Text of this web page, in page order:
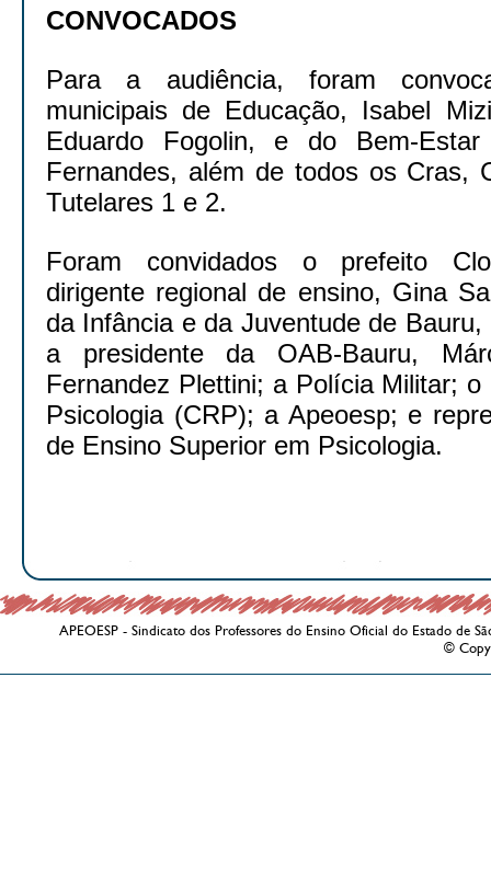
CONVOCADOS
Para a audiência, foram
municipais de Educação, Isabel
Eduardo Fogolin, e do Bem-
Fernandes, além de todos os Cras,
Tutelares 1 e 2.
Foram convidados o prefeito
dirigente regional de ensino, Gina
da Infância e da Juventude de
a presidente da OAB-Bauru,
Fernandez Plettini; a Polícia Militar;
Psicologia (CRP); a Apeoesp; e
de Ensino Superior em Psicologia.
APEOESP - Sindicato dos Professores do Ensino Oficial do Estado de
©